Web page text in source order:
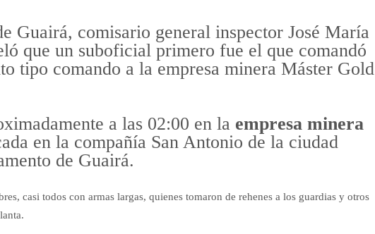
Guairá, comisario general inspector José María
que un suboficial primero fue el que comandó
tipo comando a la empresa minera Máster Gold
a las 02:00 en la empresa minera
en la compañía San Antonio de la ciudad
de Guairá.
casi todos con armas largas, quienes tomaron de rehenes a los guardias y otros